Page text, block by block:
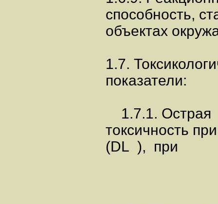
способность,
объектах
1.7.
показатели:
1.7.1. Острая
токсичность
(DL ), при